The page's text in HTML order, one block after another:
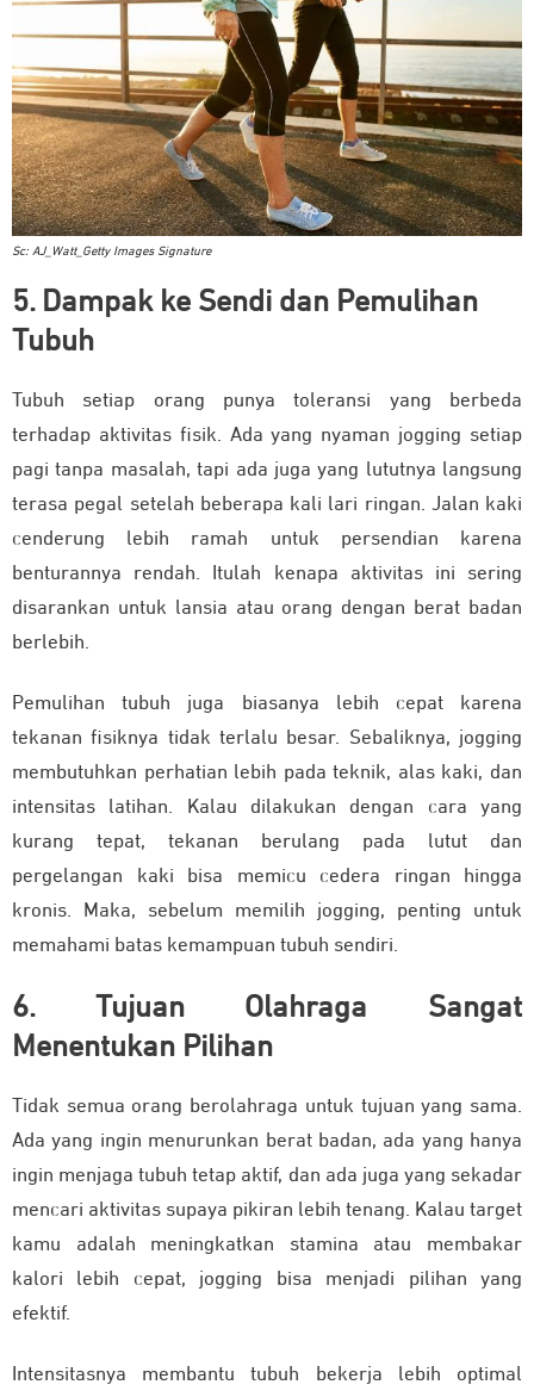
Sc: AJ_Watt_Getty Images Signature
5. Dampak ke Sendi dan Pemulihan
Tubuh
Tubuh setiap orang punya toleransi yang berbeda
terhadap aktivitas fisik. Ada yang nyaman jogging setiap
pagi tanpa masalah, tapi ada juga yang lututnya langsung
terasa pegal setelah beberapa kali lari ringan. Jalan kaki
cenderung lebih ramah untuk persendian karena
benturannya rendah. Itulah kenapa aktivitas ini sering
disarankan untuk lansia atau orang dengan berat badan
berlebih.
Pemulihan tubuh juga biasanya lebih cepat karena
tekanan fisiknya tidak terlalu besar. Sebaliknya, jogging
membutuhkan perhatian lebih pada teknik, alas kaki, dan
intensitas latihan. Kalau dilakukan dengan cara yang
kurang tepat, tekanan berulang pada lutut dan
pergelangan kaki bisa memicu cedera ringan hingga
kronis. Maka, sebelum memilih jogging, penting untuk
memahami batas kemampuan tubuh sendiri.
6. Tujuan Olahraga Sangat
Menentukan Pilihan
Tidak semua orang berolahraga untuk tujuan yang sama.
Ada yang ingin menurunkan berat badan, ada yang hanya
ingin menjaga tubuh tetap aktif, dan ada juga yang sekadar
mencari aktivitas supaya pikiran lebih tenang. Kalau target
kamu adalah meningkatkan stamina atau membakar
kalori lebih cepat, jogging bisa menjadi pilihan yang
efektif.
Intensitasnya membantu tubuh bekerja lebih optimal